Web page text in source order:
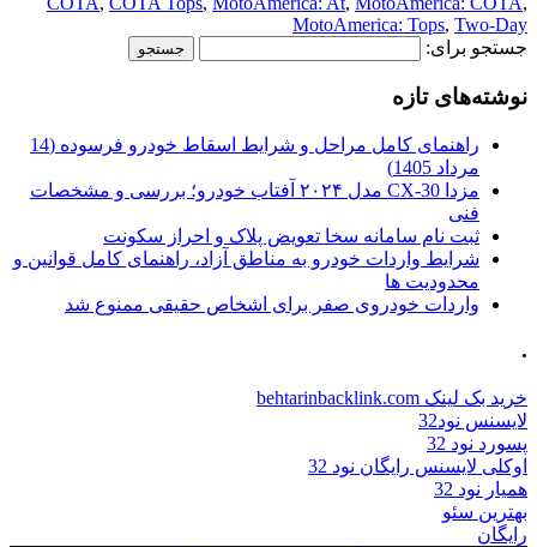
MotoAmerica: Tops, Two-Day
جستجو برای:
نوشته‌های تازه
راهنمای کامل مراحل و شرایط اسقاط خودرو فرسوده (14
مرداد 1405)
مزدا CX-30 مدل ۲۰۲۴ آفتاب خودرو؛ بررسی و مشخصات
فنی
ثبت نام سامانه سخا تعویض پلاک و احراز سکونت
شرایط واردات خودرو به مناطق آزاد، راهنمای کامل قوانین و
محدودیت ها
واردات خودروی صفر برای اشخاص حقیقی ممنوع شد
.
خرید بک لینک behtarinbacklink.com
لایسنس نود32
پسورد نود 32
اوکلی لایسنس رایگان نود 32
همیار نود 32
بهترین سئو
رایگان